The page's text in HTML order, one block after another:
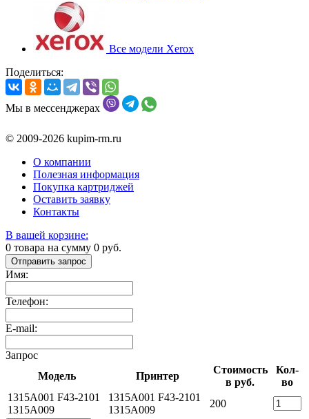
Все модели Xerox
Поделиться:
Мы в мессенджерах
© 2009-2026 kupim-rm.ru
О компании
Полезная информация
Покупка картриджей
Оставить заявку
Контакты
В вашей корзине:
0 товара на сумму 0 руб.
Отправить запрос
Имя:
Телефон:
E-mail:
Запрос
Модель
Принтер
Стоимость
в руб.
Кол-
во
1315A001 F43-2101
1315A009
1315A001 F43-2101
1315A009
200